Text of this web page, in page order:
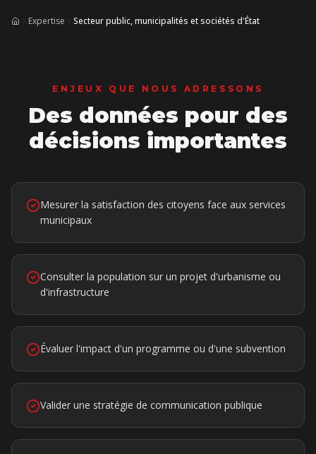
AccueilExpertise Secteur public, municipalités et sociétés d'État
ENJEUX QUE NOUS ADRESSONS
Des données pour des
décisions importantes
Mesurer la satisfaction des citoyens face aux services
municipaux
Consulter la population sur un projet d'urbanisme ou
d'infrastructure
Évaluer l'impact d'un programme ou d'une subvention
Valider une stratégie de communication publique